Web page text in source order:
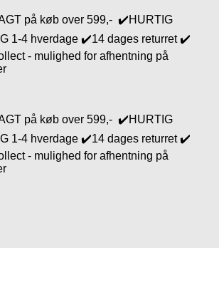
på køb over 599,- ✔️HURTIG
1-4 hverdage ✔️14 dages returret ✔️
- mulighed for afhentning på
på køb over 599,- ✔️HURTIG
1-4 hverdage ✔️14 dages returret ✔️
- mulighed for afhentning på